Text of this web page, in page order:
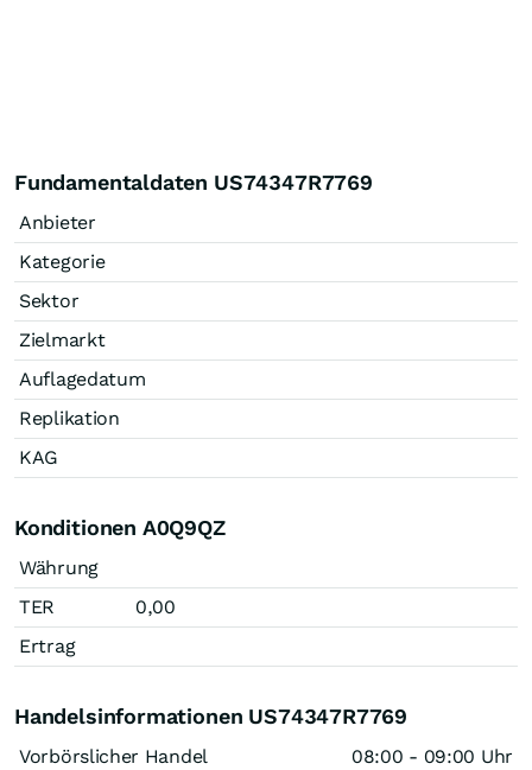
Fundamentaldaten US74347R7769
Anbieter
Kategorie
Sektor
Zielmarkt
Auflagedatum
Replikation
KAG
Konditionen A0Q9QZ
Währung
TER
0,00
Ertrag
Handelsinformationen US74347R7769
Vorbörslicher Handel 08:00 - 09:00 Uhr